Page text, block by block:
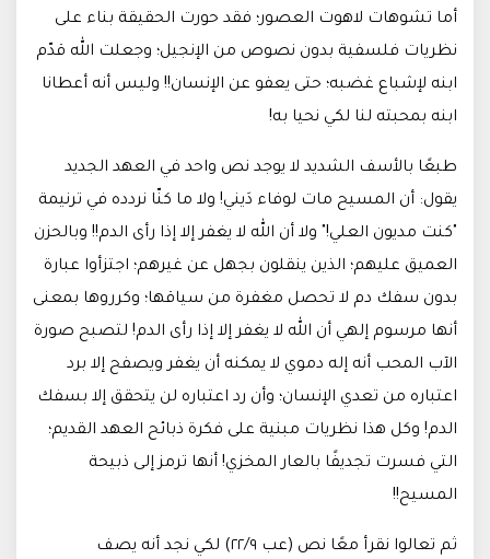
أما تشوهات لاهوت العصور؛ فقد حورت الحقيقة بناء على
نظريات فلسفية بدون نصوص من الإنجيل؛ وجعلت الله قدّم
ابنه لإشباع غضبه؛ حتى يعفو عن الإنسان!! وليس أنه أعطانا
ابنه بمحبته لنا لكي نحيا به!
طبعًا بالأسف الشديد لا يوجد نص واحد في العهد الجديد
يقول: أن المسيح مات لوفاء دَيني! ولا ما كنّا نردده في ترنيمة
"كنت مديون العلي!" ولا أن الله لا يغفر إلا إذا رأى الدم!! وبالحزن
العميق عليهم؛ الذين ينقلون بجهل عن غيرهم؛ اجتزأوا عبارة
بدون سفك دم لا تحصل مغفرة من سياقها؛ وكرروها بمعنى
أنها مرسوم إلهي أن الله لا يغفر إلا إذا رأى الدم! لتصبح صورة
الآب المحب أنه إله دموي لا يمكنه أن يغفر ويصفح إلا برد
اعتباره من تعدي الإنسان؛ وأن رد اعتباره لن يتحقق إلا بسفك
الدم! وكل هذا نظريات مبنية على فكرة ذبائح العهد القديم؛
التي فسرت تجديفًا بالعار المخزي! أنها ترمز إلى ذبيحة
المسيح!!
ثم تعالوا نقرأ معًا نص (عب ٢٢/٩) لكي نجد أنه يصف